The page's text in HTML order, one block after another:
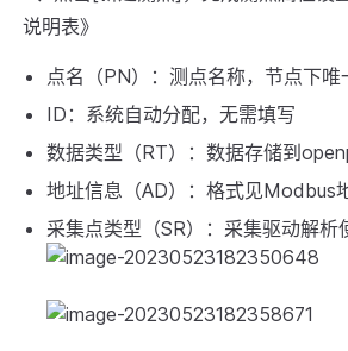
说明表》
点名（PN）：测点名称，节点下
ID：系统自动分配，无需填写
数据类型（RT）：数据存储到
地址信息（AD）：格式见Modbus
采集点类型（SR）：采集驱动解析